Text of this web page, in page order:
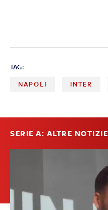
TAG:
NAPOLI INTER
SERIE A: ALTRE NOTIZIE